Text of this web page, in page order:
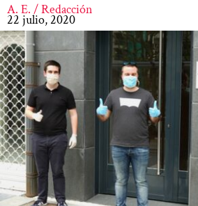
A. E. / Redacción
22 julio, 2020